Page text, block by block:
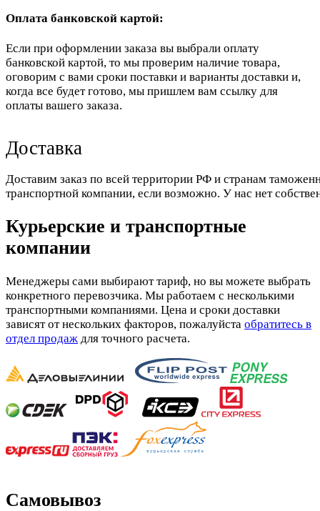
Оплата банковской картой:
Если при оформлении заказа вы выбрали оплату
банковской картой, то мы проверим наличие товара,
оговорим с вами сроки поставки и варианты доставки и,
когда все будет готово, мы пришлем вам ссылку для
оплаты вашего заказа.
Доставка
Доставим заказ по всей территории РФ и странам
транспортной компании, если возможно. У нас нет
Курьерские и транспортные
компании
Менеджеры сами выбирают тариф, но вы можете выбрать
конкретного перевозчика. Мы работаем с несколькими
транспортными компаниями. Цена и сроки доставки
зависят от нескольких факторов, пожалуйста обратитесь в
отдел продаж для точного расчета.
Самовывоз